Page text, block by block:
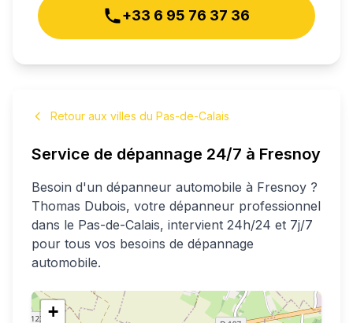
+33 6 95 76 37 36
Retour aux villes du Pas-de-Calais
Service de dépannage 24/7 à Fresnoy
Besoin d'un dépanneur automobile à Fresnoy ?
Thomas Dubois, votre dépanneur professionnel
dans le Pas-de-Calais, intervient 24h/24 et 7j/7
pour tous vos besoins de dépannage
automobile.
+